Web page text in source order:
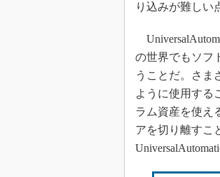
り込みが難しい
の世界でもソフ
うことだ。さま
ように使用する
ラム資産を使え
アを切り離すこ